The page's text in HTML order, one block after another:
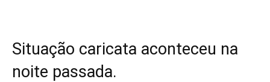
Situação caricata aconteceu na
noite passada.